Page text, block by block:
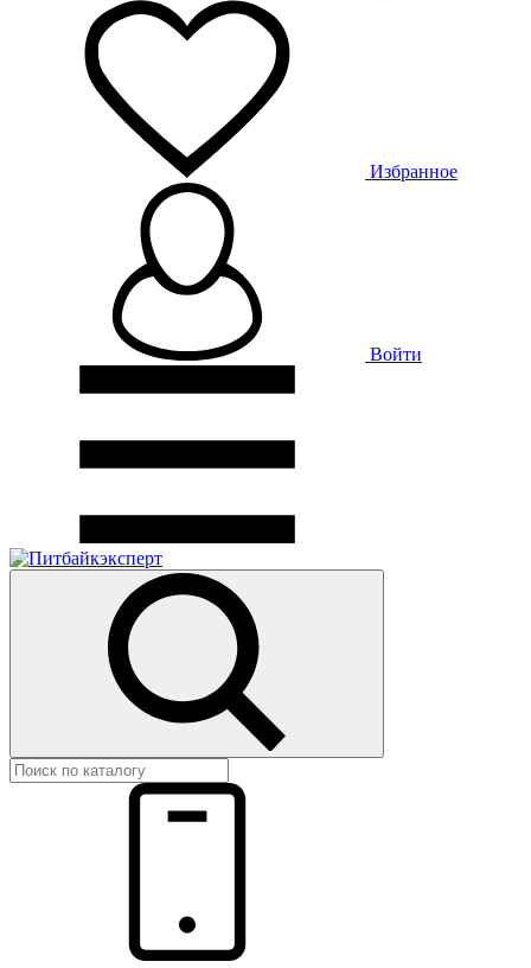
Избранное
Войти